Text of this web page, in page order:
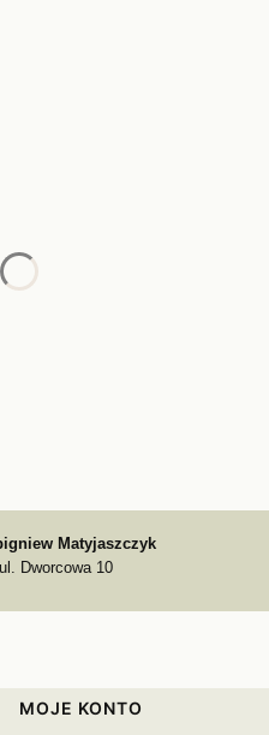
Matyjaszczyk
Dworcowa 10
MOJE KONTO